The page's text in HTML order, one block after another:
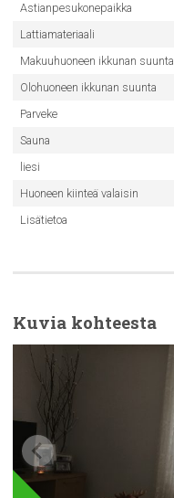
Astianpesukonepaikka
Lattiamateriaali
Makuuhuoneen ikkunan suunta
Olohuoneen ikkunan suunta
Parveke
Sauna
liesi
Huoneen kiinteä valaisin
Lisätietoa
Kuvia kohteesta